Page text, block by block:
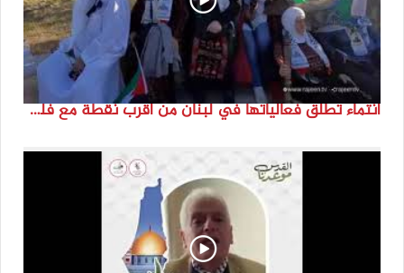
انتماء تطلق فعالياتها في لبنان من أقرب نقطة مع فلسطين المحتلة في ذكرى النكبة_74تقرير: جنى شحرور